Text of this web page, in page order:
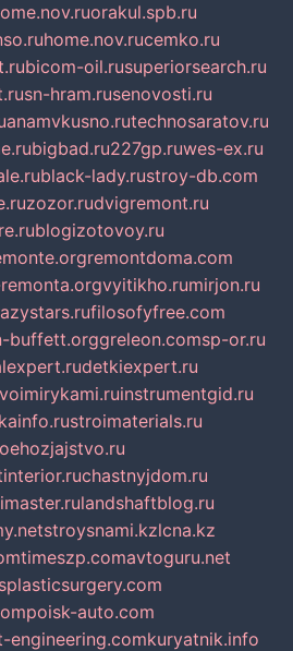
orakul.spb.ru
home.nov.rucemko.ru
bicom-oil.rusuperiorsearch.ru
sn-hram.rusenovosti.ru
anamvkusno.rutechnosaratov.ru
bigbad.ru227gp.ruwes-ex.ru
black-lady.rustroy-db.com
zozor.rudvigremont.ru
blogizotovoy.ru
remontdoma.com
vyitikho.rumirjon.ru
filosofyfree.com
buffett.orggreleon.comsp-or.ru
detkiexpert.ru
instrumentgid.ru
stroimaterials.ru
chastnyjdom.ru
landshaftblog.ru
stroysnami.kzlcna.kz
timeszp.comavtoguru.net
poisk-auto.com
engineering.comkuryatnik.info